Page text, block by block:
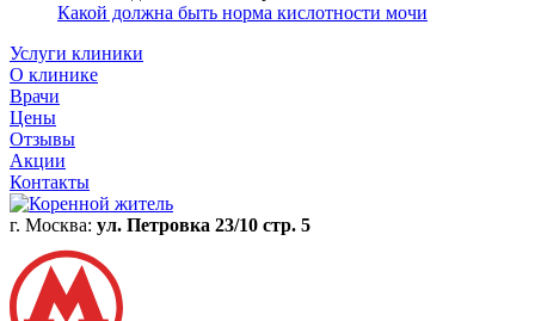
Какой должна быть норма кислотности мочи
Услуги клиники
О клинике
Врачи
Цены
Отзывы
Акции
Контакты
г. Москва: ул. Петровка 23/10 стр. 5